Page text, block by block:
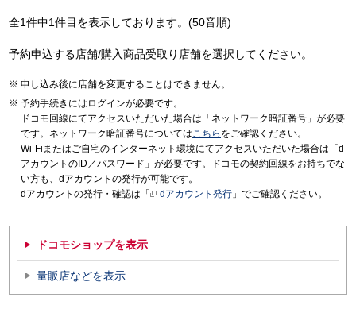
全1件中1件目を表示しております。(50音順)
予約申込する店舗/購入商品受取り店舗を選択してください。
申し込み後に店舗を変更することはできません。
予約手続きにはログインが必要です。
ドコモ回線にてアクセスいただいた場合は「ネットワーク暗証番号」が必要
です。ネットワーク暗証番号についてはこちら をご確認ください。
Wi-Fiまたはご自宅のインターネット環境にてアクセスいただいた場合は「d
アカウントのID／パスワード」が必要です。ドコモの契約回線をお持ちでな
い方も、dアカウントの発行が可能です。
dアカウントの発行・確認は「
dアカウント発行 」でご確認ください。
ドコモショップを表示
量販店などを表示